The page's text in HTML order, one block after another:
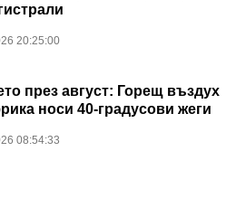
20:25:00
през август: Горещ въздух
носи 40-градусови жеги
08:54:33